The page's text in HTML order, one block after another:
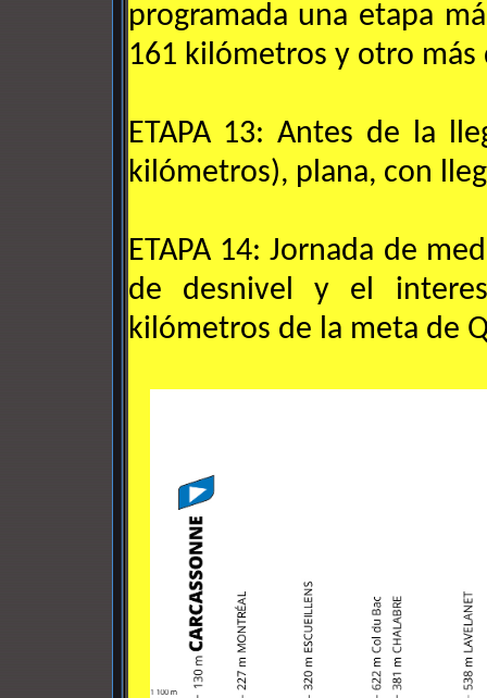
programada una etapa
161 kilómetros y otro
ETAPA 13: Antes de la
kilómetros), plana, con
ETAPA 14: Jornada de
de desnivel y el
kilómetros de la meta de